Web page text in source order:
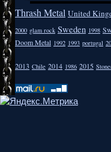
Thrash Metal United
2000 glam rock Sweden 1998
Doom Metal 1992 1993 portugal
2013 Chile 2014 1986 2015